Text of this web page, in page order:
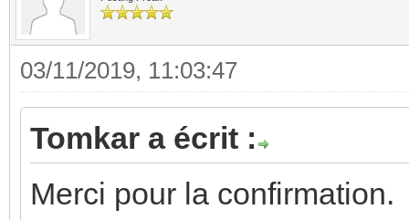
03/11/2019, 11:03:47
Tomkar a écrit :
Merci pour la confirmation.